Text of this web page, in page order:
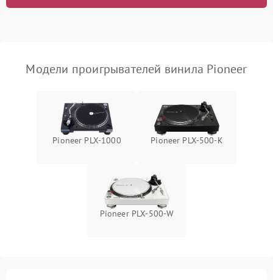
Модели проигрывателей винила Pioneer
Pioneer PLX‑1000 Pioneer PLX‑500‑K
Pioneer PLX‑500‑W